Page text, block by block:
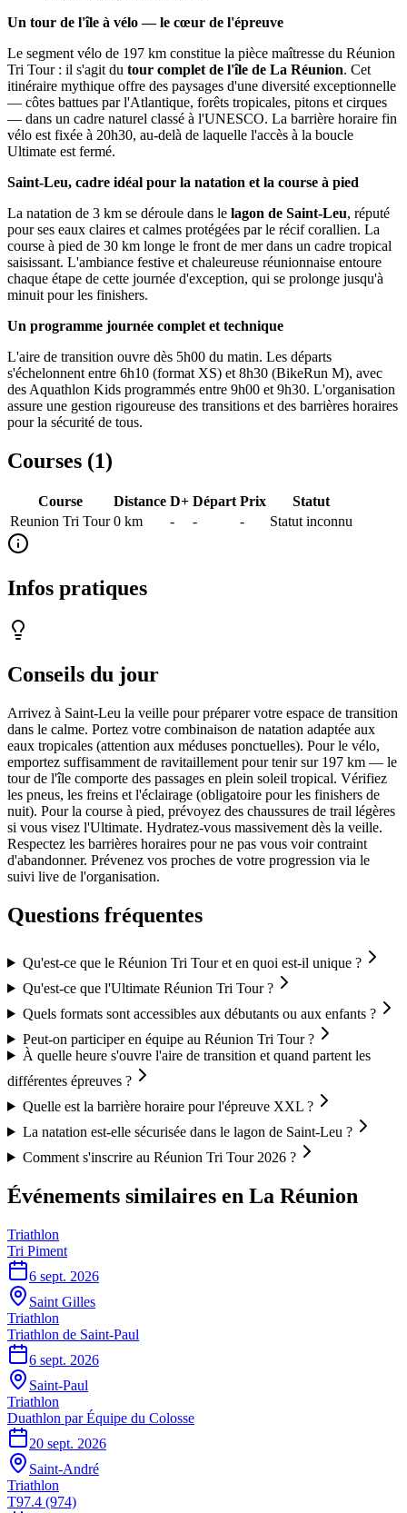
Un tour de l'île à vélo — le cœur de l'épreuve
Le segment vélo de 197 km constitue la pièce maîtresse du Réunion
Tri Tour : il s'agit du tour complet de l'île de La Réunion. Cet
itinéraire mythique offre des paysages d'une diversité exceptionnelle
— côtes battues par l'Atlantique, forêts tropicales, pitons et cirques
— dans un cadre naturel classé à l'UNESCO. La barrière horaire fin
vélo est fixée à 20h30, au-delà de laquelle l'accès à la boucle
Ultimate est fermé.
Saint-Leu, cadre idéal pour la natation et la course à pied
La natation de 3 km se déroule dans le lagon de Saint-Leu, réputé
pour ses eaux claires et calmes protégées par le récif corallien. La
course à pied de 30 km longe le front de mer dans un cadre tropical
saisissant. L'ambiance festive et chaleureuse réunionnaise entoure
chaque étape de cette journée d'exception, qui se prolonge jusqu'à
minuit pour les finishers.
Un programme journée complet et technique
L'aire de transition ouvre dès 5h00 du matin. Les départs
s'échelonnent entre 6h10 (format XS) et 8h30 (BikeRun M), avec
des Aquathlon Kids programmés entre 9h00 et 9h30. L'organisation
assure une gestion rigoureuse des transitions et des barrières horaires
pour la sécurité de tous.
Courses (1)
Course Distance D+ Départ Prix
Statut
Reunion Tri Tour 0 km - - - Statut inconnu
Infos pratiques
Conseils du jour
Arrivez à Saint-Leu la veille pour préparer votre espace de transition
dans le calme. Portez votre combinaison de natation adaptée aux
eaux tropicales (attention aux méduses ponctuelles). Pour le vélo,
emportez suffisamment de ravitaillement pour tenir sur 197 km — le
tour de l'île comporte des passages en plein soleil tropical. Vérifiez
les pneus, les freins et l'éclairage (obligatoire pour les finishers de
nuit). Pour la course à pied, prévoyez des chaussures de trail légères
si vous visez l'Ultimate. Hydratez-vous massivement dès la veille.
Respectez les barrières horaires pour ne pas vous voir contraint
d'abandonner. Prévenez vos proches de votre progression via le
suivi live de l'organisation.
Questions fréquentes
Qu'est-ce que le Réunion Tri Tour et en quoi est-il unique ?
Qu'est-ce que l'Ultimate Réunion Tri Tour ?
Quels formats sont accessibles aux débutants ou aux enfants ?
Peut-on participer en équipe au Réunion Tri Tour ?
À quelle heure s'ouvre l'aire de transition et quand partent les
différentes épreuves ?
Quelle est la barrière horaire pour l'épreuve XXL ?
La natation est-elle sécurisée dans le lagon de Saint-Leu ?
Comment s'inscrire au Réunion Tri Tour 2026 ?
Événements similaires en La Réunion
Triathlon
Tri Piment
6 sept. 2026
Saint Gilles
Triathlon
Triathlon de Saint-Paul
6 sept. 2026
Saint-Paul
Triathlon
Duathlon par Équipe du Colosse
20 sept. 2026
Saint-André
Triathlon
T97.4 (974)